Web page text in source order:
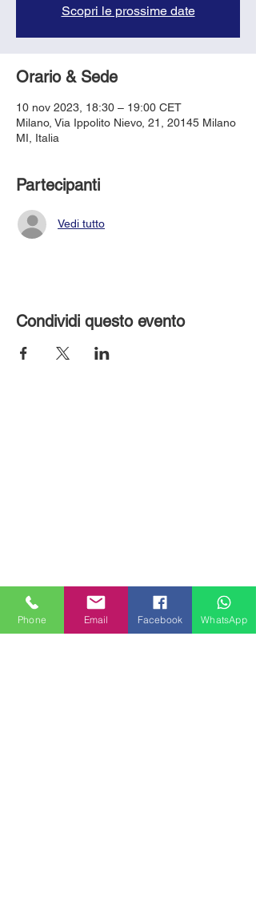
Scopri le prossime date
Orario & Sede
10 nov 2023, 18:30 – 19:00 CET
Milano, Via Ippolito Nievo, 21, 20145 Milano
MI, Italia
Partecipanti
Vedi tutto
Condividi questo evento
MILANHOUSES
Phone Email Facebook WhatsApp